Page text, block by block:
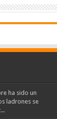
ha sido un
ladrones se